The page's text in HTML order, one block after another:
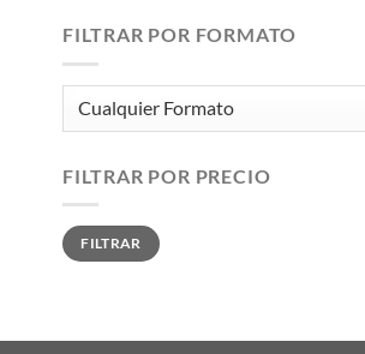
FILTRAR POR FORMATO
FILTRAR POR PRECIO
Precio
mínimo
Precio
máximo
FILTRAR